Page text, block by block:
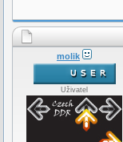
molik
Uživatel